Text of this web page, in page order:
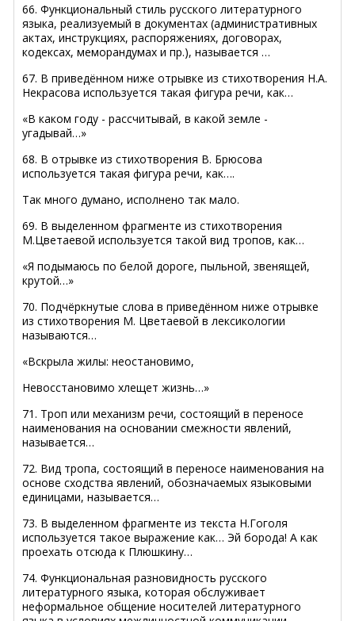
66. Функциональный стиль русского литературного
языка, реализуемый в документах (административных
актах, инструкциях, распоряжениях, договорах,
кодексах, меморандумах и пр.), называется …
67. В приведённом ниже отрывке из стихотворения Н.А.
Некрасова используется такая фигура речи, как…
«В каком году - рассчитывай, в какой земле -
угадывай…»
68. В отрывке из стихотворения В. Брюсова
используется такая фигура речи, как….
Так много думано, исполнено так мало.
69. В выделенном фрагменте из стихотворения
М.Цветаевой используется такой вид тропов, как…
«Я подымаюсь по белой дороге, пыльной, звенящей,
крутой…»
70. Подчёркнутые слова в приведённом ниже отрывке
из стихотворения М. Цветаевой в лексикологии
называются…
«Вскрыла жилы: неостановимо,
Невосстановимо хлещет жизнь…»
71. Троп или механизм речи, состоящий в переносе
наименования на основании смежности явлений,
называется…
72. Вид тропа, состоящий в переносе наименования на
основе сходства явлений, обозначаемых языковыми
единицами, называется…
73. В выделенном фрагменте из текста Н.Гоголя
используется такое выражение как… Эй борода! А как
проехать отсюда к Плюшкину…
74. Функциональная разновидность русского
литературного языка, которая обслуживает
неформальное общение носителей литературного